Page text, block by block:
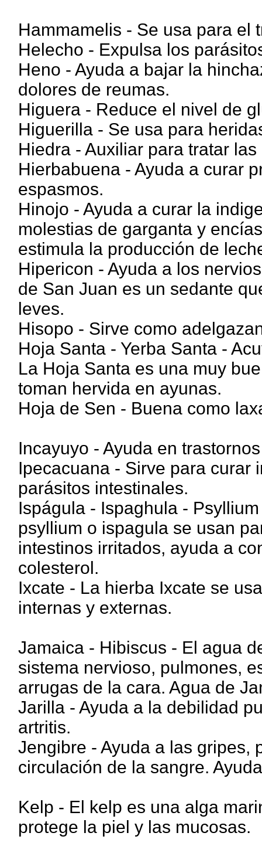
Hammamelis - Se usa para el
Helecho - Expulsa los
Heno - Ayuda a bajar la
dolores de reumas.
Higuera - Reduce el nivel de
Higuerilla - Se usa para
Hiedra - Auxiliar para tratar
Hierbabuena - Ayuda a curar
espasmos.
Hinojo - Ayuda a curar la
molestias de garganta y
estimula la producción de
Hipericon - Ayuda a los
de San Juan es un sedante
leves.
Hisopo - Sirve como
Hoja Santa - Yerba Santa -
La Hoja Santa es una muy
toman hervida en ayunas.
Hoja de Sen - Buena como
Incayuyo - Ayuda en
Ipecacuana - Sirve para curar
parásitos intestinales.
Ispágula - Ispaghula -
psyllium o ispagula se usan
intestinos irritados, ayuda a
colesterol.
Ixcate - La hierba Ixcate se
internas y externas.
Jamaica - Hibiscus - El agua
sistema nervioso, pulmones,
arrugas de la cara. Agua de
Jarilla - Ayuda a la debilidad
artritis.
Jengibre - Ayuda a las gripes,
circulación de la sangre.
Kelp - El kelp es una alga
protege la piel y las mucosas.